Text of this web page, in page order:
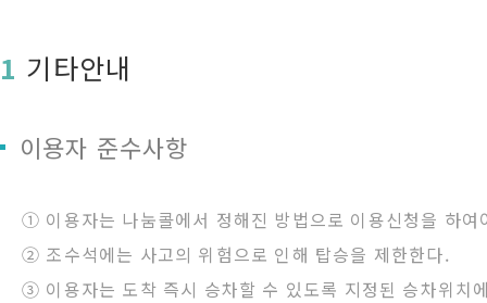
1 기타안내
이용자 준수사항
① 이용자는 나눔콜에서 정해진 방법으로 이용신청을 하
② 조수석에는 사고의 위험으로 인해 탑승을 제한한다.
③ 이용자는 도착 즉시 승차할 수 있도록 지정된 승차위치